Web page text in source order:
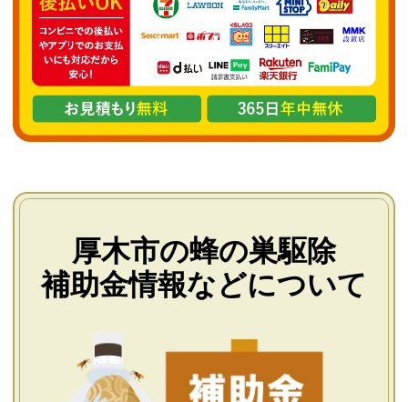
厚木市の蜂の巣駆除
補助金情報などについて